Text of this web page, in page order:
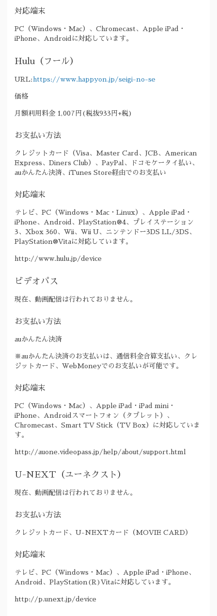
対応端末
PC（Windows・Mac）、Chromecast、Apple iPad・
iPhone、Androidに対応しています。
Hulu（フール）
URL: https://www.happyon.jp/seigi-no-se
価格
月額利用料金 1,007円(税抜933円+税)
お支払い方法
クレジットカード（Visa、Master Card、JCB、American
Express、Diners Club）、PayPal、ドコモケータイ払い、
auかんたん決済、iTunes Store経由でのお支払い
対応端末
テレビ、PC（Windows・Mac・Linux）、Apple iPad・
iPhone、Android、PlayStation®4、プレイステーション
3、Xbox 360、Wii、Wii U、ニンテンドー3DS LL/3DS、
PlayStation®Vitaに対応しています。
http://www.hulu.jp/device
ビデオパス
現在、動画配信は行われておりません。
お支払い方法
auかんたん決済
※auかんたん決済のお支払いは、通信料金合算支払い、クレ
ジットカード、WebMoneyでのお支払いが可能です。
対応端末
PC（Windows・Mac）、Apple iPad・iPad mini・
iPhone、Androidスマートフォン（タブレット）、
Chromecast、Smart TV Stick（TV Box）に対応していま
す。
http://auone.videopass.jp/help/about/support.html
U-NEXT（ユーネクスト）
現在、動画配信は行われておりません。
お支払い方法
クレジットカード、U-NEXTカード（MOVIE CARD）
対応端末
テレビ、PC（Windows・Mac）、Apple iPad・iPhone、
Android、PlayStation(R)Vitaに対応しています。
http://p.unext.jp/device